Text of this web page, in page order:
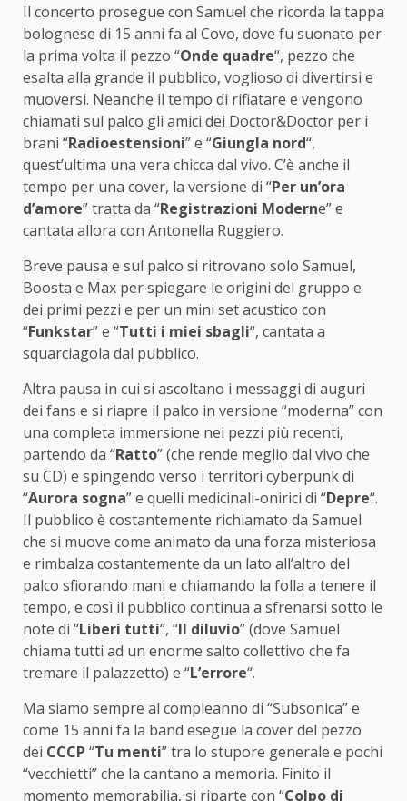
Il concerto prosegue con Samuel che ricorda la tappa
bolognese di 15 anni fa al Covo, dove fu suonato per
la prima volta il pezzo “Onde quadre“, pezzo che
esalta alla grande il pubblico, voglioso di divertirsi e
muoversi. Neanche il tempo di rifiatare e vengono
chiamati sul palco gli amici dei Doctor&Doctor per i
brani “Radioestensioni” e “Giungla nord“,
quest’ultima una vera chicca dal vivo. C’è anche il
tempo per una cover, la versione di “Per un’ora
d’amore” tratta da “Registrazioni Moderne” e
cantata allora con Antonella Ruggiero.
Breve pausa e sul palco si ritrovano solo Samuel,
Boosta e Max per spiegare le origini del gruppo e
dei primi pezzi e per un mini set acustico con
“Funkstar” e “Tutti i miei sbagli“, cantata a
squarciagola dal pubblico.
Altra pausa in cui si ascoltano i messaggi di auguri
dei fans e si riapre il palco in versione “moderna” con
una completa immersione nei pezzi più recenti,
partendo da “Ratto” (che rende meglio dal vivo che
su CD) e spingendo verso i territori cyberpunk di
“Aurora sogna” e quelli medicinali-onirici di “Depre“.
Il pubblico è costantemente richiamato da Samuel
che si muove come animato da una forza misteriosa
e rimbalza costantemente da un lato all’altro del
palco sfiorando mani e chiamando la folla a tenere il
tempo, e così il pubblico continua a sfrenarsi sotto le
note di “Liberi tutti“, “Il diluvio” (dove Samuel
chiama tutti ad un enorme salto collettivo che fa
tremare il palazzetto) e “L’errore“.
Ma siamo sempre al compleanno di “Subsonica” e
come 15 anni fa la band esegue la cover del pezzo
dei CCCP “Tu menti” tra lo stupore generale e pochi
“vecchietti” che la cantano a memoria. Finito il
momento memorabilia, si riparte con “Colpo di